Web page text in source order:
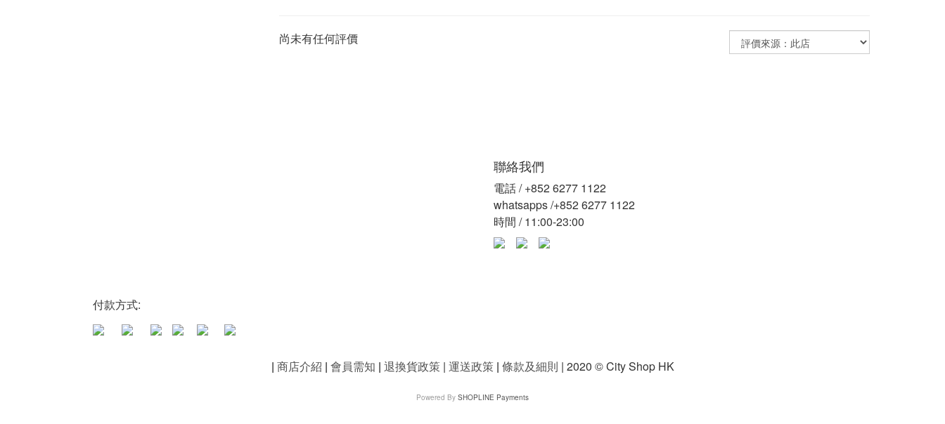
尚未有任何評價
聯絡我們
電話 / +852 6277 1122
whatsapps /+852 6277 1122
時間 / 11:00-23:00
付款方式:
| 商店介紹 | 會員需知 | 退換貨政策| 運送政策 | 條款及細則 | 2020 © City Shop HK
Powered By SHOPLINE Payments